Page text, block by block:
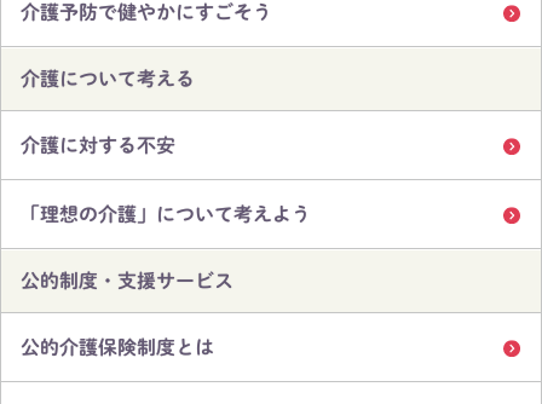
介護予防で健やかにすごそう
介護について考える
介護に対する不安
「理想の介護」について考えよう
公的制度・支援サービス
公的介護保険制度とは